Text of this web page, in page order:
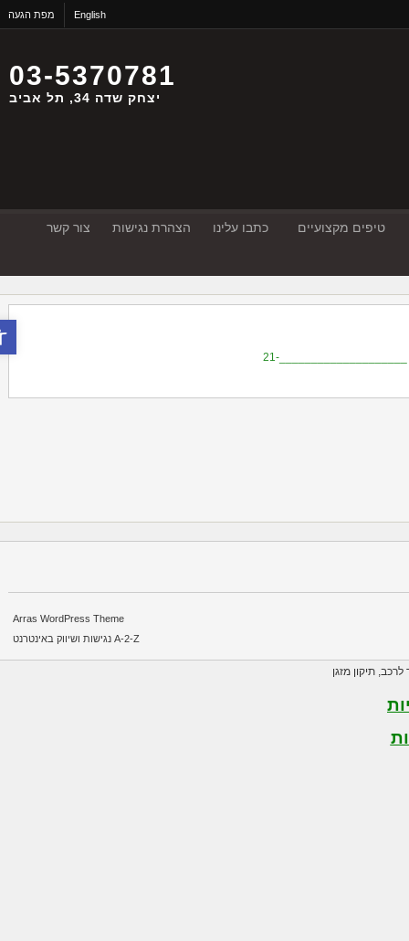
English מפת הגעה
03-5370781
יצחק שדה 34, תל אביב
טיפים מקצועיים כתבו עלינו הצהרת נגישות צור קשר
Arras WordPress Theme
A-2-Z נגישות ושיווק באינטרנט
,תיקון מזגן